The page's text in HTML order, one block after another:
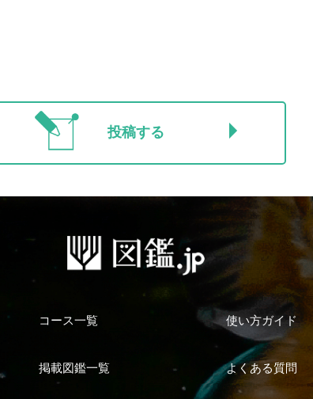
投稿する
コース一覧 使い方ガイド
掲載図鑑一覧 よくある質問